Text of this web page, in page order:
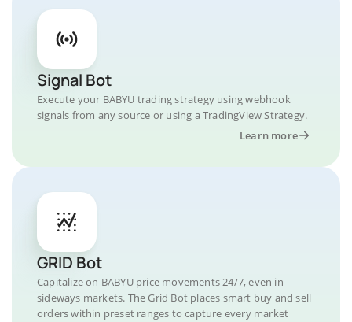
Signal Bot
Execute your BABYU trading strategy using webhook
signals from any source or using a TradingView Strategy.
Learn more
GRID Bot
Capitalize on BABYU price movements 24/7, even in
sideways markets. The Grid Bot places smart buy and sell
orders within preset ranges to capture every market